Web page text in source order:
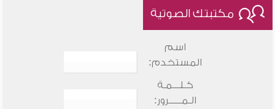
مكتبتك الصوتية
اسم
المستخدم:
كـلـــمـة
الـمـــــرور: